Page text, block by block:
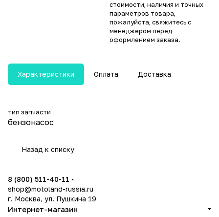
стоимости, наличия и точных
параметров товара,
пожалуйста, свяжитесь с
менеджером перед
оформлением заказа.
Характеристики Оплата Доставка
тип запчасти
бензонасос
Назад к списку
8 (800) 511-40-11
shop@motoland-russia.ru
г. Москва, ул. Пушкина 19
Интернет-магазин